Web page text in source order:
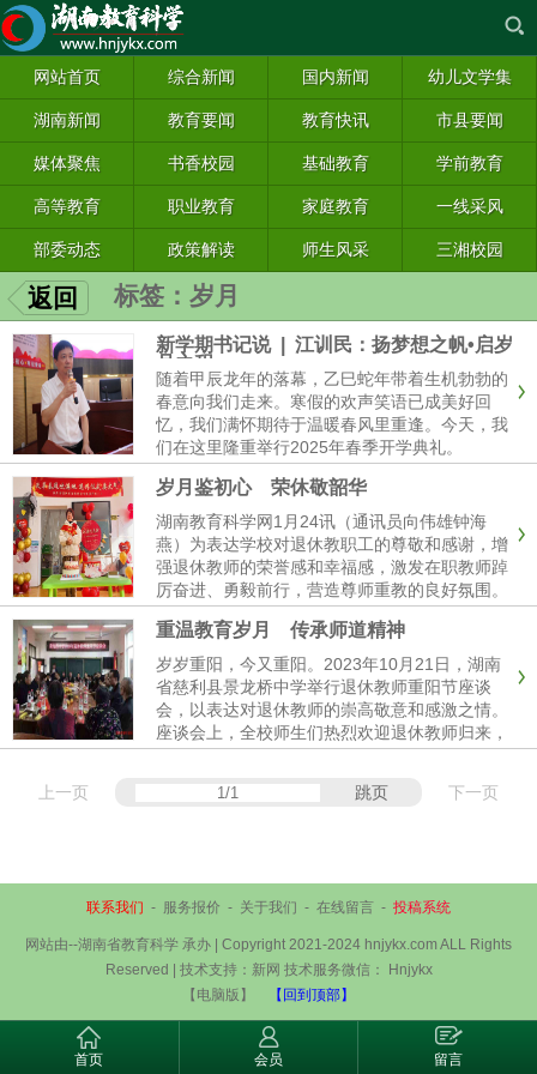
网站首页 综合新闻 国内新闻 幼儿文学集
湖南新闻 教育要闻 教育快讯 市县要闻
媒体聚焦 书香校园 基础教育 学前教育
高等教育 职业教育 家庭教育 一线采风
部委动态 政策解读 师生风采 三湘校园
返回 标签：岁月
新学期书记说 | 江训民：扬梦想之帆•启岁
月之程
随着甲辰龙年的落幕，乙巳蛇年带着生机勃勃的
春意向我们走来。寒假的欢声笑语已成美好回
忆，我们满怀期待于温暖春风里重逢。今天，我
们在这里隆重举行2025年春季开学典礼。
岁月鉴初心 荣休敬韶华
湖南教育科学网1月24讯（通讯员向伟雄钟海
燕）为表达学校对退休教职工的尊敬和感谢，增
强退休教师的荣誉感和幸福感，激发在职教师踔
厉奋进、勇毅前行，营造尊师重教的良好氛围。
近日，慈利县景龙桥中心幼儿园举行了黄珍秀老
师荣退仪式，幼儿园全体教师、家长代表，共计
20余人参加。景龙桥中心幼儿...
重温教育岁月 传承师道精神
岁岁重阳，今又重阳。2023年10月21日，湖南
省慈利县景龙桥中学举行退休教师重阳节座谈
会，以表达对退休教师的崇高敬意和感激之情。
座谈会上，全校师生们热烈欢迎退休教师归来，
抚今追昔、共庆佳节、共谋发展。学校党支部书
感谢，高度赞扬了他们多年...
上一页 跳页 下一页
联系我们 - 服务报价 - 关于我们 - 在线留言 - 投稿系统
网站由--湖南省教育科学 承办 | Copyright 2021-2024 hnjykx.com ALL Rights
Reserved | 技术支持：新网 技术服务微信： Hnjykx
【电脑版】
【回到顶部】
首页 会员 留言